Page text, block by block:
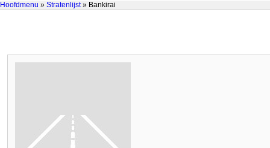
Hoofdmenu » Stratenlijst» Bankirai